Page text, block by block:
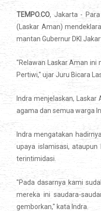
TEMPO.CO, Jakarta -
(Laskar Aman)
mantan Gubernur DKI
"Relawan Laskar Aman ini
Pertiwi," ujar Juru Bicara
Indra menjelaskan,
agama dan semua warga
Indra mengatakan
upaya islamisasi,
terintimidasi.
"Pada dasarnya kami
mereka ini saudara-
gemborkan," kata Indra.